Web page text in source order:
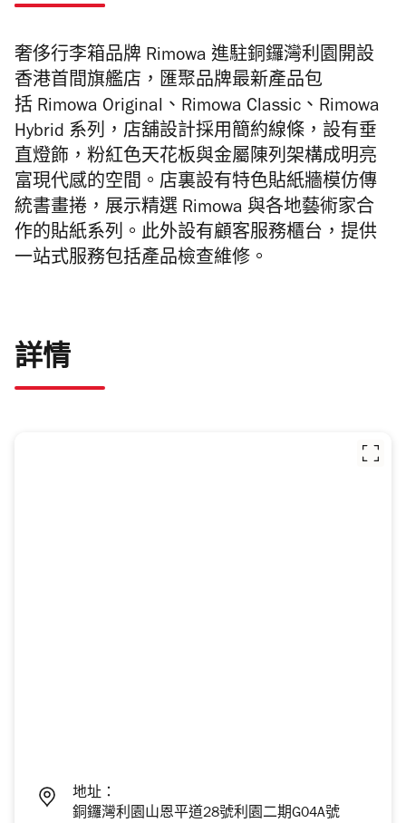
奢侈行李箱品牌 Rimowa 進駐銅鑼灣利園開設
香港首間旗艦店，匯聚品牌最新產品包
括 Rimowa Original、 Rimowa Classic、 Rimowa
Hybrid 系列 ，店舖設計採用 簡約線條，設有垂
直燈飾，粉紅色天花板與金屬陳列架構成明亮
富現代感的空間。店裏設有特色貼紙牆模仿傳
統書畫捲，展示精選 Rimowa 與各地藝術家合
作的貼紙系列。此外設有顧客服務櫃台，提供
一站式服務包括產品檢查維修。
詳情
地址：
銅鑼灣利園山恩平道28號利園二期G04A號